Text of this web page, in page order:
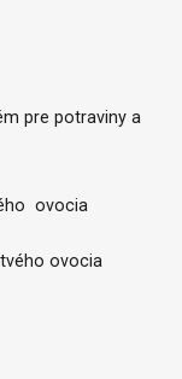
pre potraviny a
ovocia
ovocia